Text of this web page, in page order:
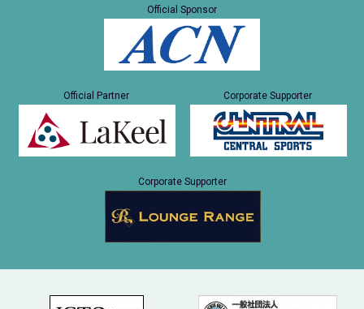
Official Sponsor
Official Partner Corporate Supporter
Corporate Supporter